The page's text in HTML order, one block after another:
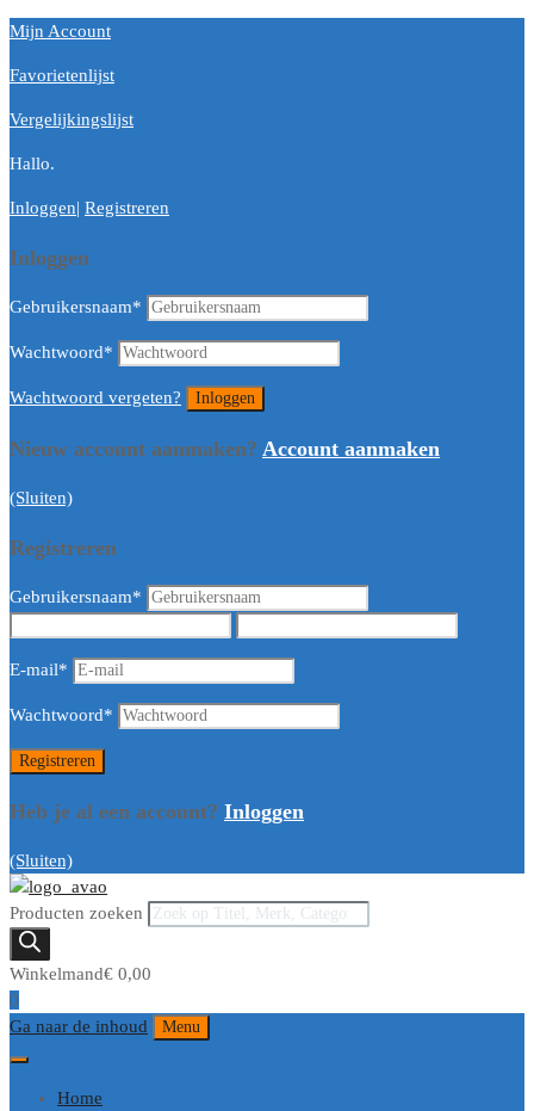
Mijn Account
Favorietenlijst
Vergelijkingslijst
Hallo.
Inloggen| Registreren
Inloggen
Gebruikersnaam*
Wachtwoord*
Wachtwoord vergeten?
Nieuw account aanmaken? Account aanmaken
(Sluiten)
Registreren
Gebruikersnaam*
E-mail*
Wachtwoord*
Heb je al een account? Inloggen
(Sluiten)
Producten zoeken
Winkelmand€ 0,00
0
Ga naar de inhoud
Menu
Home